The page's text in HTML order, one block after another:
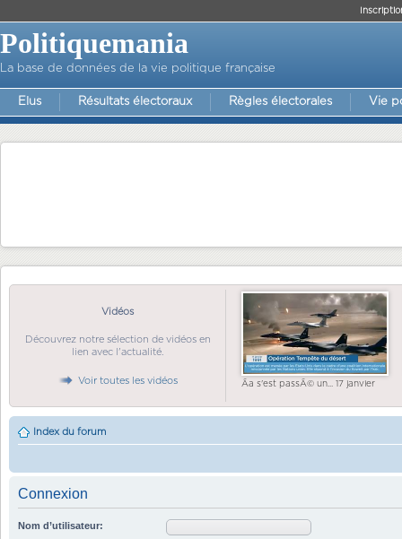
Politiquemania
La base de données de la vie politique française
Elus Résultats électoraux Règles électorales Vie
Vidéos
Découvrez notre sélection de vidéos en
lien avec l'actualité.
Voir toutes les vidéos Ãa s'est passÃ© un... 17 janvier
Index du forum
Connexion
Nom d’utilisateur: